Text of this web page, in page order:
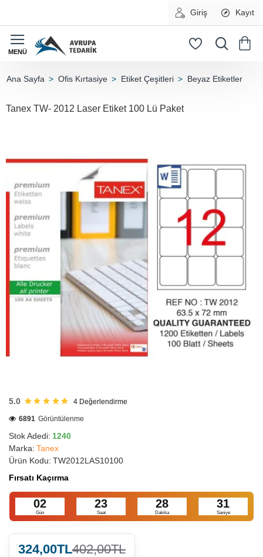
Giriş Kayıt
Ofis Kırtasiye Etiket Çeşitleri Beyaz Etiketler
Tanex TW- 2012 Laser Etiket 100 Lü Paket
5.0 4 Değerlendirme
Stok Adedi: 1240
Marka: Tanex
Ürün Kodu: TW2012LAS10100
6891 Görüntülenme
Fırsatı Kaçırma
02
Gün
23
Saat
28
Dakika
30
Saniye
324,00TL402,00TL